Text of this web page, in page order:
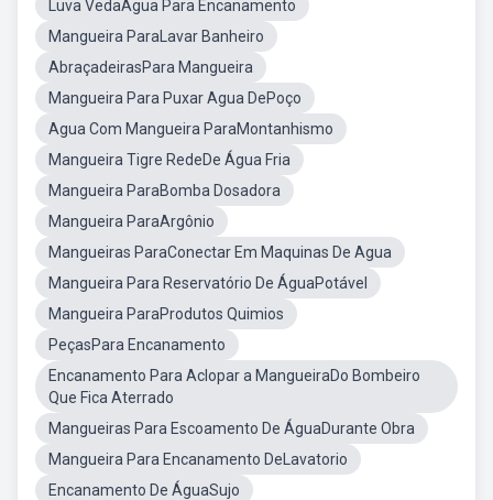
Luva VedaAgua Para Encanamento
Mangueira ParaLavar Banheiro
AbraçadeirasPara Mangueira
Mangueira Para Puxar Agua DePoço
Agua Com Mangueira ParaMontanhismo
Mangueira Tigre RedeDe Água Fria
Mangueira ParaBomba Dosadora
Mangueira ParaArgônio
Mangueiras ParaConectar Em Maquinas De Agua
Mangueira Para Reservatório De ÁguaPotável
Mangueira ParaProdutos Quimios
PeçasPara Encanamento
Encanamento Para Aclopar a MangueiraDo Bombeiro
Que Fica Aterrado
Mangueiras Para Escoamento De ÁguaDurante Obra
Mangueira Para Encanamento DeLavatorio
Encanamento De ÁguaSujo